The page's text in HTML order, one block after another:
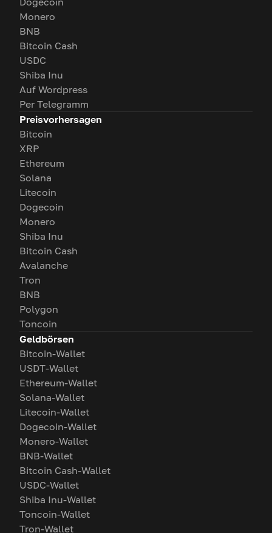
Monero
BNB
Bitcoin Cash
USDC
Shiba Inu
Auf Wordpress
Per Telegramm
Preisvorhersagen
Bitcoin
XRP
Ethereum
Solana
Litecoin
Dogecoin
Monero
Shiba Inu
Bitcoin Cash
Avalanche
Tron
BNB
Polygon
Toncoin
Geldbörsen
Bitcoin-Wallet
USDT-Wallet
Ethereum-Wallet
Solana-Wallet
Litecoin-Wallet
Dogecoin-Wallet
Monero-Wallet
BNB-Wallet
Bitcoin Cash-Wallet
USDC-Wallet
Shiba Inu-Wallet
Toncoin-Wallet
Tron-Wallet